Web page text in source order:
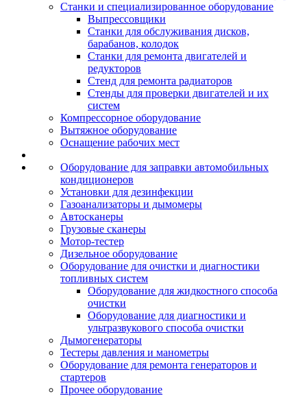
Станки и специализированное оборудование
Выпрессовщики
Станки для обслуживания дисков,
барабанов, колодок
Станки для ремонта двигателей и
редукторов
Стенд для ремонта радиаторов
Стенды для проверки двигателей и их
систем
Компрессорное оборудование
Вытяжное оборудование
Оснащение рабочих мест
Оборудование для заправки автомобильных
кондиционеров
Установки для дезинфекции
Газоанализаторы и дымомеры
Автосканеры
Грузовые сканеры
Мотор-тестер
Дизельное оборудование
Оборудование для очистки и диагностики
топливных систем
Оборудование для жидкостного способа
очистки
Оборудование для диагностики и
ультразвукового способа очистки
Дымогенераторы
Тестеры давления и манометры
Оборудование для ремонта генераторов и
стартеров
Прочее оборудование